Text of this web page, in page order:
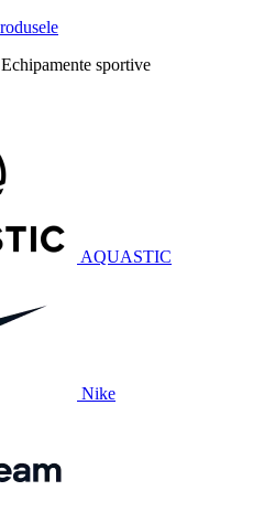
Echipamente sportive
AQUASTIC
Nike